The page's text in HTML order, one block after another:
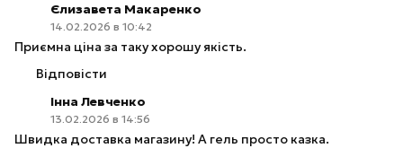
Єлизавета Макаренко
14.02.2026 в 10:42
Приємна ціна за таку хорошу якість.
Відповісти
Інна Левченко
13.02.2026 в 14:56
Швидка доставка магазину! А гель просто казка.